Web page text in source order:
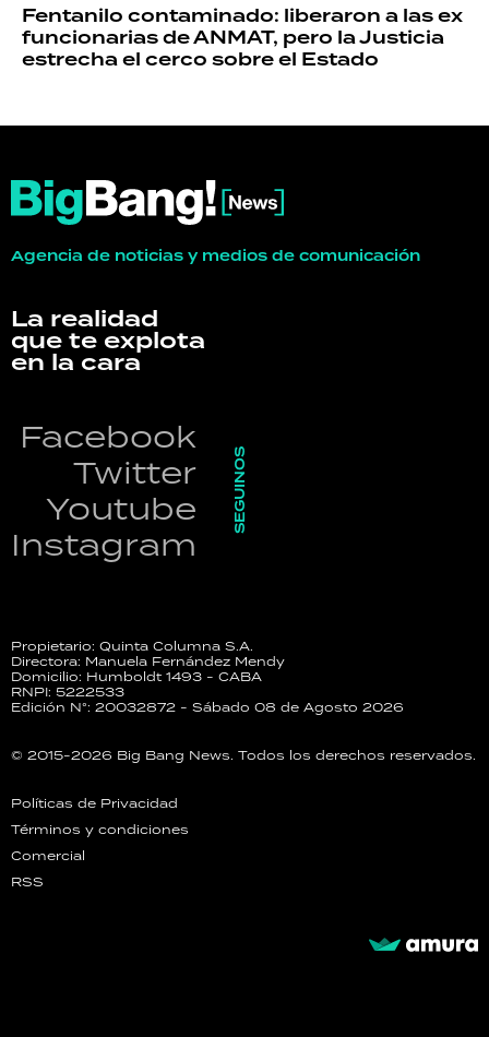
Fentanilo contaminado: liberaron a las ex
funcionarias de ANMAT, pero la Justicia
estrecha el cerco sobre el Estado
Agencia de noticias y medios de comunicación
La realidad
que te explota
en la cara
Facebook
Twitter
Youtube
Instagram
SEGUINOS
Propietario: Quinta Columna S.A.
Directora: Manuela Fernández Mendy
Domicilio: Humboldt 1493 - CABA
RNPI: 5222533
Edición N°: 20032872 - Sábado 08 de Agosto 2026
© 2015-2026 Big Bang News. Todos los derechos reservados.
Políticas de Privacidad
Términos y condiciones
Comercial
RSS